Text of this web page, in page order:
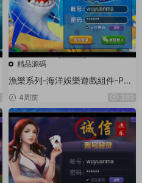
精品源碼
漁樂系列-海洋娛樂遊戲組件-PC
+安卓+蘋果3端
4周前 380